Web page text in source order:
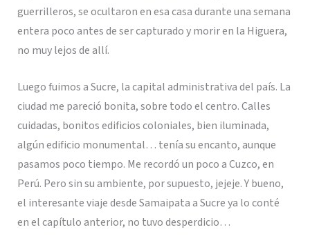
guerrilleros, se ocultaron en esa casa durante una semana
entera poco antes de ser capturado y morir en la Higuera,
no muy lejos de allí.
Luego fuimos a Sucre, la capital administrativa del país. La
ciudad me pareció bonita, sobre todo el centro. Calles
cuidadas, bonitos edificios coloniales, bien iluminada,
algún edificio monumental… tenía su encanto, aunque
pasamos poco tiempo. Me recordó un poco a Cuzco, en
Perú. Pero sin su ambiente, por supuesto, jejeje. Y bueno,
el interesante viaje desde Samaipata a Sucre ya lo conté
en el capítulo anterior, no tuvo desperdicio…